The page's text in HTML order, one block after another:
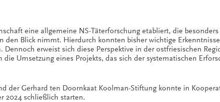
eine allgemeine NS-Täterforschung etabliert, die
den Blick nimmt. Hierdurch konnten bisher wichtige
erweist sich diese Perspektive in der ostfriesischen
Umsetzung eines Projekts, das sich der systematischen
der Gerhard ten Doornkaat Koolman-Stiftung konnte in
2024 schließlich starten.